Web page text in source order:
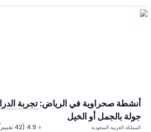
أنشطة صحراوية في الرياض: تجربة
جولة بالجمل أو الخيل
⭐ 4.9 (42 تقييم)
المملكة العربية السعودية